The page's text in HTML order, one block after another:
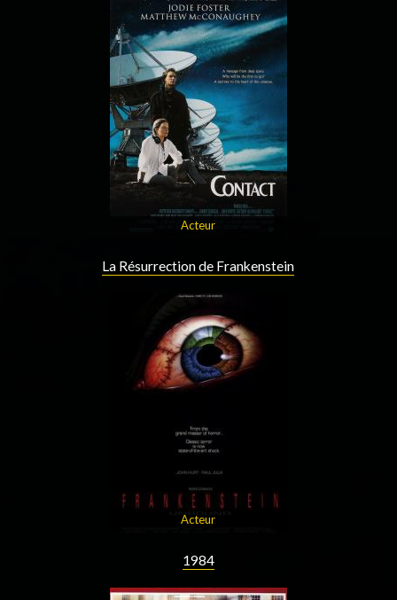
Acteur
La Résurrection de Frankenstein
Acteur
1984